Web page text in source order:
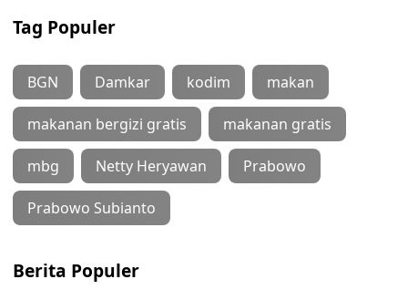
Tag Populer
BGN Damkar kodim makan
makanan bergizi gratis makanan gratis
mbg Netty Heryawan Prabowo
Prabowo Subianto
Berita Populer